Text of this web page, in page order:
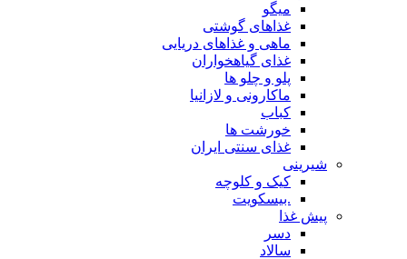
میگو
غذاهای گوشتی
ماهی و غذاهای دریایی
غذای گیاهخواران
پلو و چلو ها
ماکارونی و لازانیا
کباب
خورشت ها
غذای سنتی ایران
شیرینی
کیک و کلوچه
.بیسکویت
پیش غذا
دسر
سالاد